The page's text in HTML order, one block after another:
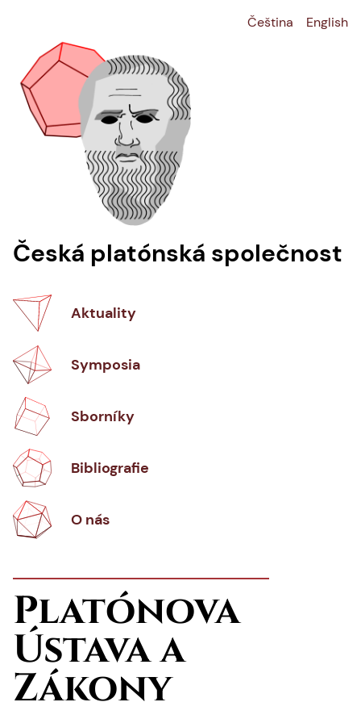
Čeština English
Česká platónská společnost
Aktuality
Symposia
Sborníky
Bibliografie
O nás
Platónova
Ústava a
Zákony